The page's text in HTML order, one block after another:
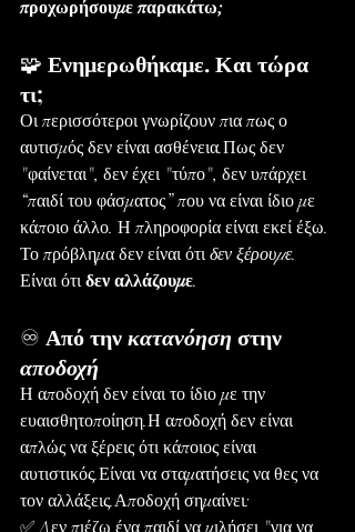
προχωρήσουμε παρακάτω;
🧩 Ενημερωθήκαμε. Και τώρα
τι;
Οι περισσότεροι γνωρίζουν πια πως ο
αυτισμός δεν είναι ασθένεια.Πως δεν
"φαίνεται", δεν έχει "τύπο", δεν υπάρχει
“παιδί του φάσματος” που να είναι ίδιο με
κάποιο άλλο. Η πληροφορία είναι εκεί έξω.
Το πρόβλημα δεν είναι ότι δεν ξέρουμε.
Είναι ότι δεν αλλάζουμε.
♾️ Από την κατανόηση στην
αποδοχή
Η αποδοχή δεν είναι το ίδιο με την
ευαισθητοποίηση.Η αποδοχή δεν είναι
απλώς να ξέρεις ότι κάποιος είναι
αυτιστικός.Είναι να σταματήσεις να θες να
τον αλλάξεις.Αποδοχή σημαίνει:
✅ Δεν πιέζω ένα παιδί να μιλήσει "για να